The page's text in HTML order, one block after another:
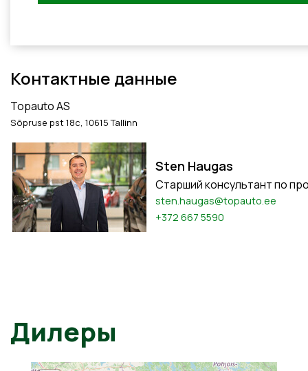
Контактные данные
Topauto AS
Sõpruse pst 18c, 10615 Tallinn
Sten Haugas
Старший консультант по
sten.haugas@topauto.ee
+372 667 5590
Дилеры